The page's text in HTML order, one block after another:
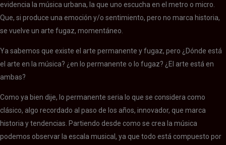
evidencia la música urbana, la que uno escucha en el metro o micro.
Que, si produce una emoción y/o sentimiento, pero no marca historia,
se vuelve un arte fugaz, momentáneo.
Ya sabemos que existe el arte permanente y fugaz, pero ¿Dónde está
el arte en la música? ¿en lo permanente o lo fugaz? ¿El arte está en
ambas?
Como ya bien dije, lo permanente seria lo que se considera como
clásico, algo recordado al paso de los años, innovador, que marca
historia y tendencias. Partiendo desde como se crea la música
podemos observar la escala musical, ya que todo está compuesto por